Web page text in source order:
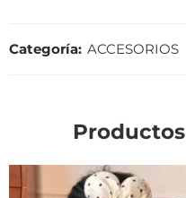
Categoría: ACCESORIOS